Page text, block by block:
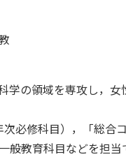
学の領域を専攻し，
必修科目），「総合
般教育科目などを担当